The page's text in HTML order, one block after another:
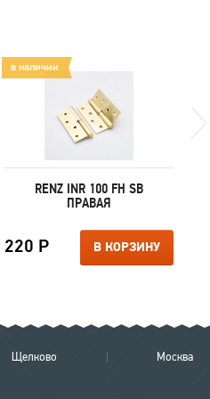
в наличии
RENZ INR 100 FH SB
ПРАВАЯ
220 Р В КОРЗИНУ
Щелково Москва